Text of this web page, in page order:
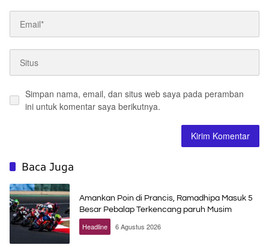
Simpan nama, email, dan situs web saya pada peramban
ini untuk komentar saya berikutnya.
Baca Juga
Amankan Poin di Prancis, Ramadhipa Masuk 5
Besar Pebalap Terkencang paruh Musim
Headline 6 Agustus 2026